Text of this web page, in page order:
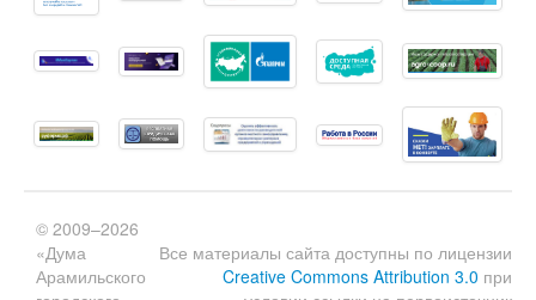
Все материалы сайта доступны по лицензии
Creative Commons Attribution 3.0 при
© 2009–2026
«Дума
Арамильского